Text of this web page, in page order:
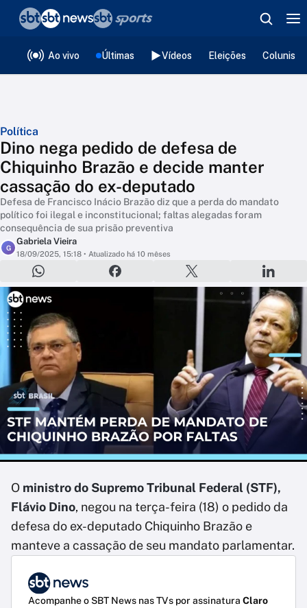
Ao vivo Últimas Vídeos Eleições
Política
Dino nega pedido de defesa de
Chiquinho Brazão e decide manter
cassação do ex-deputado
Defesa de Francisco Inácio Brazão diz que a perda do mandato
político foi ilegal e inconstitucional; faltas alegadas foram
consequência de sua prisão preventiva
G
Gabriela Vieira
18/09/2025, 15:18 • Atualizado há 10 mêses
O ministro do Supremo Tribunal Federal (STF),
Flávio Dino, negou na terça-feira (18) o pedido da
defesa do ex-deputado Chiquinho Brazão e
manteve a cassação de seu mandato parlamentar.
Acompanhe o SBT News nas TVs por assinatura Claro
❮voltar
Editorias